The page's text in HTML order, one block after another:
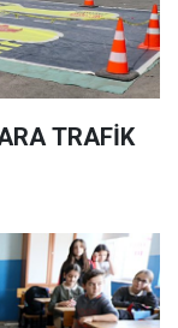
TRAFİK